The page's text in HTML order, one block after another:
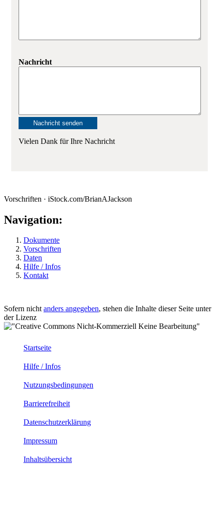
Nachricht
Vielen Dank für Ihre Nachricht
Vorschriften · iStock.com/BrianAJackson
Navigation:
Dokumente
Vorschriften
Daten
Hilfe / Infos
Kontakt
Sofern nichtanders angegeben, stehen die Inhalte dieser Seite unter
der Lizenz
Startseite
Hilfe / Infos
Nutzungsbedingungen
Barrierefreiheit
Datenschutzerklärung
Impressum
Inhaltsübersicht